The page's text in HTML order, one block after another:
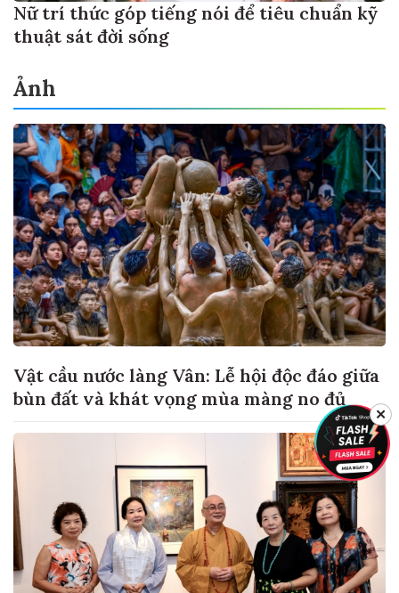
Nữ trí thức góp tiếng nói để tiêu chuẩn kỹ
thuật sát đời sống
Ảnh
Vật cầu nước làng Vân: Lễ hội độc đáo giữa
bùn đất và khát vọng mùa màng no đủ
✕